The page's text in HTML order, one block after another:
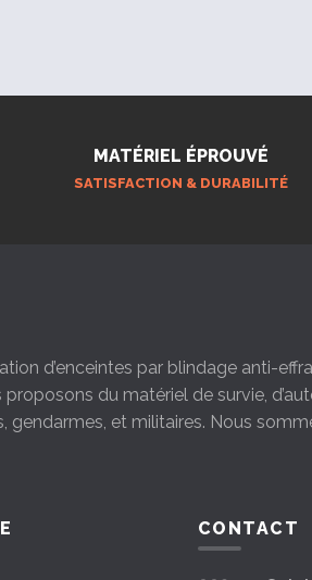
MATÉRIEL ÉPROUVÉ
SATISFACTION & DURABILITÉ
d’enceintes par blindage anti-
du matériel de survie,
et militaires. Nous
CONTACT